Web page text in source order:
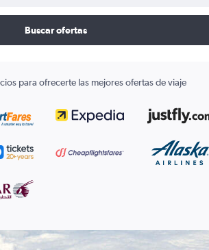
Buscar ofertas
para ofrecerte las mejores ofertas de viaje